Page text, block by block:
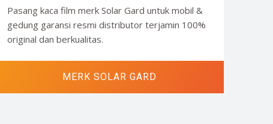
Pasang kaca film merk Solar Gard untuk mobil &
gedung garansi resmi distributor terjamin 100%
original dan berkualitas.
MERK SOLAR GARD